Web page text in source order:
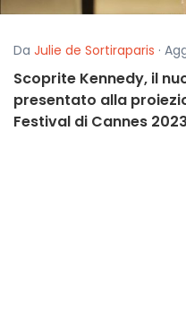
Da Julie de Sortiraparis ·
Scoprite Kennedy, il
presentato alla
Festival di Cannes